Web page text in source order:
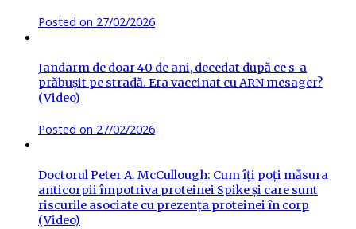
Posted on 27/02/2026
Jandarm de doar 40 de ani, decedat după ce s-a
prăbușit pe stradă. Era vaccinat cu ARN mesager?
(Video)
Posted on 27/02/2026
Doctorul Peter A. McCullough: Cum îți poți măsura
anticorpii împotriva proteinei Spike și care sunt
riscurile asociate cu prezența proteinei în corp
(Video)